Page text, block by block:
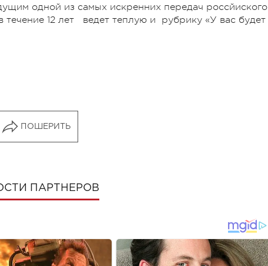
одной из самых искренних передач россйиского
течение 12 лет ведет теплую и рубрику «У вас будет
ПОШЕРИТЬ
ПАРТНЕРОВ